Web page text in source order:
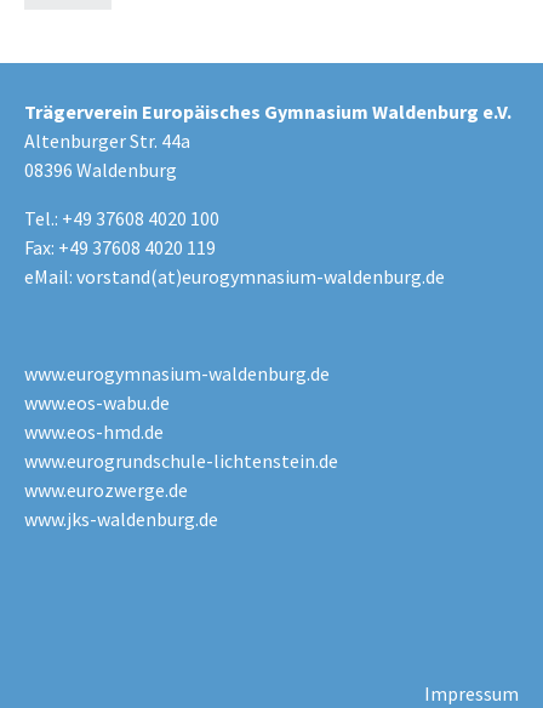
Trägerverein Europäisches Gymnasium Waldenburg e.V.
Altenburger Str. 44a
08396 Waldenburg
Tel.: +49 37608 4020 100
Fax: +49 37608 4020 119
eMail: vorstand(at)eurogymnasium-waldenburg.de
www.eurogymnasium-waldenburg.de
www.eos-wabu.de
www.eos-hmd.de
www.eurogrundschule-lichtenstein.de
www.eurozwerge.de
www.jks-waldenburg.de
Impressum